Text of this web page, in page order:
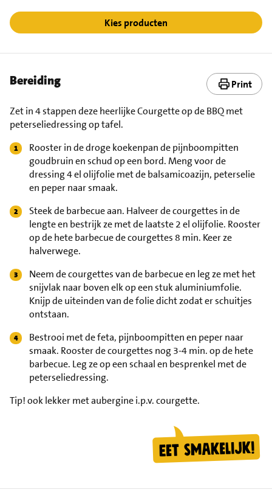
Kies producten
Bereiding Print
Zet in 4 stappen deze heerlijke Courgette op de BBQ met
peterseliedressing op tafel.
Rooster in de droge koekenpan de pijnboompitten
goudbruin en schud op een bord. Meng voor de
dressing 4 el olijfolie met de balsamicoazijn, peterselie
en peper naar smaak.
Steek de barbecue aan. Halveer de courgettes in de
lengte en bestrijk ze met de laatste 2 el olijfolie. Rooster
op de hete barbecue de courgettes 8 min. Keer ze
halverwege.
Neem de courgettes van de barbecue en leg ze met het
snijvlak naar boven elk op een stuk aluminiumfolie.
Knijp de uiteinden van de folie dicht zodat er schuitjes
ontstaan.
Bestrooi met de feta, pijnboompitten en peper naar
smaak. Rooster de courgettes nog 3-4 min. op de hete
barbecue. Leg ze op een schaal en besprenkel met de
peterseliedressing.
Tip!ook lekker met aubergine i.p.v. courgette.